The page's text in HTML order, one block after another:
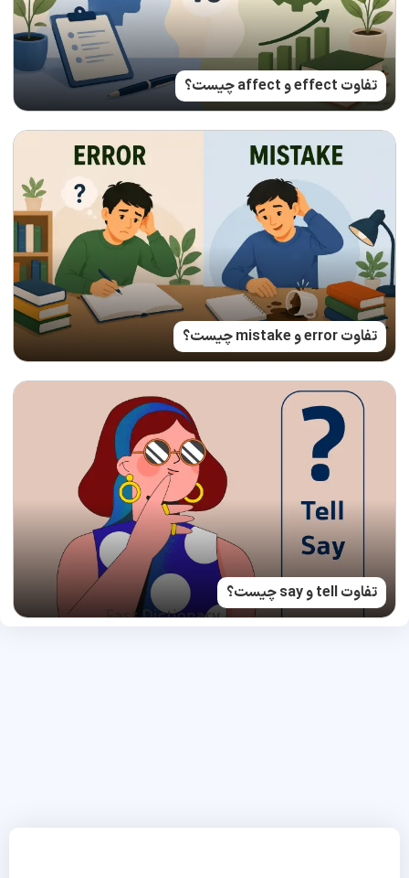
تفاوت effect و affect چیست؟
تفاوت error و mistake چیست؟
تفاوت tell و say چیست؟